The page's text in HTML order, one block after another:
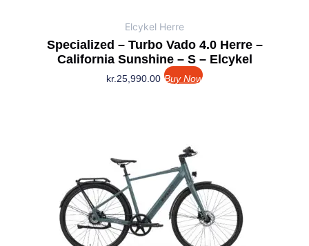
Elcykel Herre
Specialized – Turbo Vado 4.0 Herre –
California Sunshine – S – Elcykel
kr.25,990.00 Buy Now